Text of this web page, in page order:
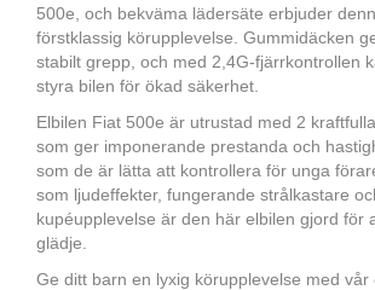
500e, och bekväma lädersäte erbjuder
förstklassig körupplevelse. Gummidäcken
stabilt grepp, och med 2,4G-fjärrkontrollen
styra bilen för ökad säkerhet.
Elbilen Fiat 500e är utrustad med 2
som ger imponerande prestanda och
som de är lätta att kontrollera för unga
som ljudeffekter, fungerande strålkastare
kupéupplevelse är den här elbilen gjord för
glädje.
Ge ditt barn en lyxig körupplevelse med vår